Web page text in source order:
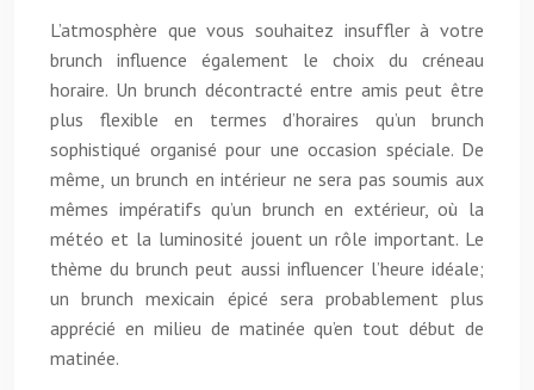
L’atmosphère que vous souhaitez insuffler à votre
brunch influence également le choix du créneau
horaire. Un brunch décontracté entre amis peut être
plus flexible en termes d’horaires qu’un brunch
sophistiqué organisé pour une occasion spéciale. De
même, un brunch en intérieur ne sera pas soumis aux
mêmes impératifs qu’un brunch en extérieur, où la
météo et la luminosité jouent un rôle important. Le
thème du brunch peut aussi influencer l’heure idéale;
un brunch mexicain épicé sera probablement plus
apprécié en milieu de matinée qu’en tout début de
matinée.